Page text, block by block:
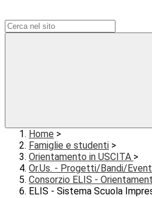
Home >
Famiglie e studenti >
Orientamento in USCITA >
Or.Us. - Progetti/Bandi/
Consorzio ELIS -
ELIS - Sistema Scuola